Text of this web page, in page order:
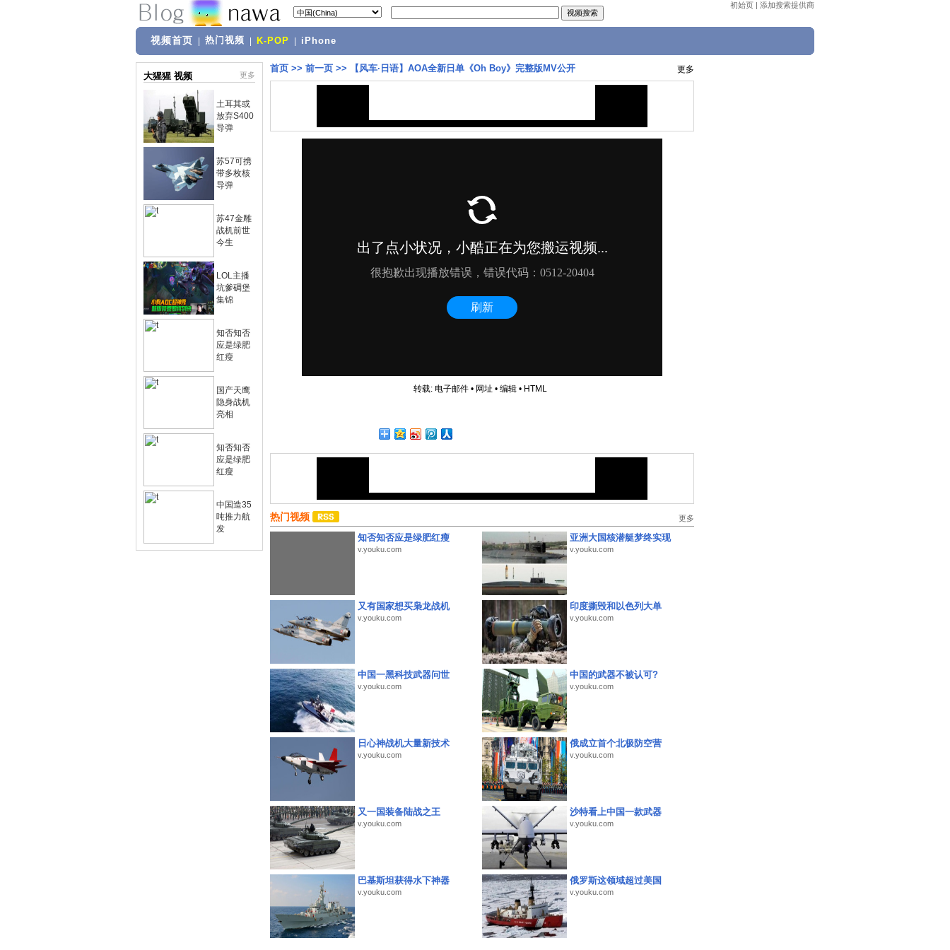
初始页 | 添加搜索提供商
视频首页 热门视频 K-POP iPhone
大猩猩 视频 更多
土耳其或
放弃S400
导弹
苏57可携
带多枚核
导弹
苏47金雕
战机前世
今生
LOL主播
坑爹碉堡
集锦
知否知否
应是绿肥
红瘦
国产天鹰
隐身战机
亮相
知否知否
应是绿肥
红瘦
中国造35
吨推力航
发
首页 >> 前一页 >> 【风车·日语】AOA全新日单《Oh Boy》完整版MV公开 更多
转载: 电子邮件• 网址 • 编辑• HTML
热门视频 更多
知否知否应是绿肥红瘦
v.youku.com
亚洲大国核潜艇梦终实现
v.youku.com
又有国家想买枭龙战机
v.youku.com
印度撕毁和以色列大单
v.youku.com
中国一黑科技武器问世
v.youku.com
中国的武器不被认可?
v.youku.com
日心神战机大量新技术
v.youku.com
俄成立首个北极防空营
v.youku.com
又一国装备陆战之王
v.youku.com
沙特看上中国一款武器
v.youku.com
巴基斯坦获得水下神器
v.youku.com
俄罗斯这领域超过美国
v.youku.com